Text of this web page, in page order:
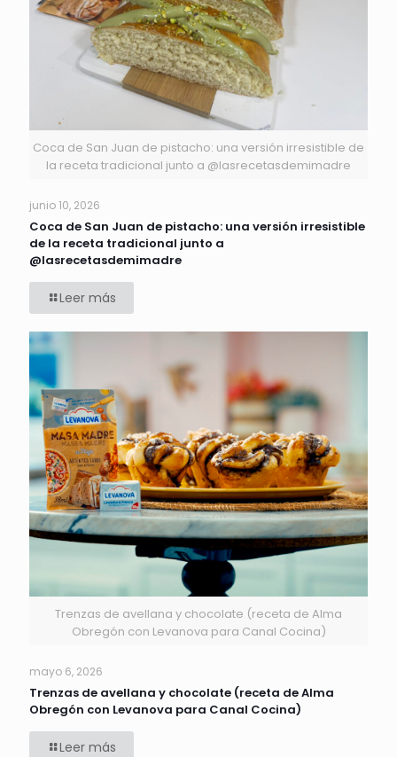
Coca de San Juan de pistacho: una versión irresistible de
la receta tradicional junto a @lasrecetasdemimadre
junio 10, 2026
Coca de San Juan de pistacho: una versión irresistible
de la receta tradicional junto a
@lasrecetasdemimadre
Leer más
Trenzas de avellana y chocolate (receta de Alma
Obregón con Levanova para Canal Cocina)
mayo 6, 2026
Trenzas de avellana y chocolate (receta de Alma
Obregón con Levanova para Canal Cocina)
Leer más